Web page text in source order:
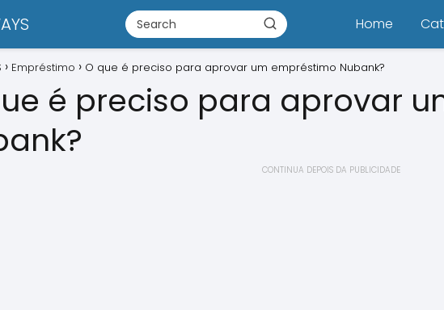
Home
Empréstimo O que é preciso para aprovar um empréstimo Nubank?
é preciso para aprovar
CONTINUA DEPOIS DA PUBLICIDADE